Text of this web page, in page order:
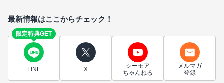
最新情報はここからチェック！
限定特典GET
LINE X
シーモア
ちゃんねる
メルマガ
登録